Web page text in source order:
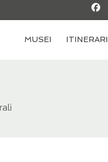
MUSEI ITINERARI